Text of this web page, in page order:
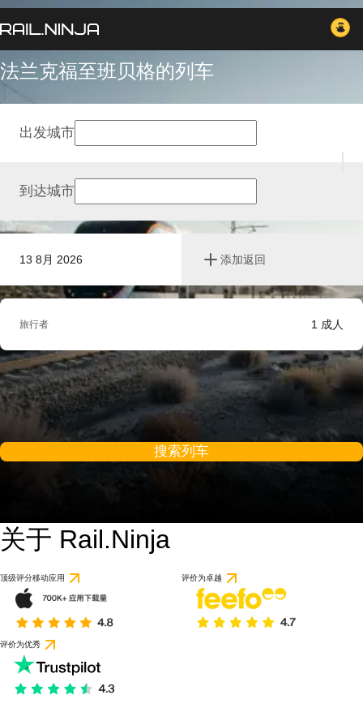
法兰克福至班贝格的列车
13 8月 2026 添加返回
出发城市
到达城市
旅行者 1 成人
搜索列车
关于 Rail.Ninja
顶级评分移动应用 评价为卓越
评价为优秀